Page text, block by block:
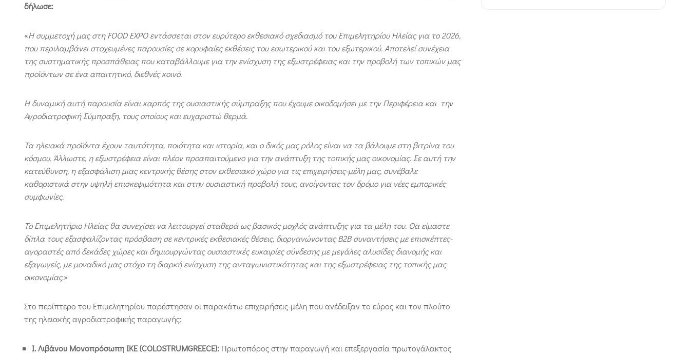
δήλωσε:
«Η συμμετοχή μας στηFOOD EXPOεντάσσεται στον ευρύτερο εκθεσιακό σχεδιασμό του Επιμελητηρίου Ηλείας για το 2026,
που περιλαμβάνει στοχευμένες παρουσίες σε κορυφαίες εκθέσεις του εσωτερικού και του εξωτερικού. Αποτελεί συνέχεια
της συστηματικής προσπάθειας που καταβάλλουμε για την ενίσχυση της εξωστρέφειας και την προβολή των τοπικών μας
προϊόντων σε ένα απαιτητικό, διεθνές κοινό.
Η δυναμική αυτή παρουσία είναι καρπός της ουσιαστικής σύμπραξης που έχουμε οικοδομήσει με την Περιφέρεια και την
Αγροδιατροφική Σύμπραξη, τους οποίους και ευχαριστώ θερμά.
Τα ηλειακά προϊόντα έχουν ταυτότητα, ποιότητα και ιστορία, και ο δικός μας ρόλος είναι να τα βάλουμε στη βιτρίνα του
κόσμου. Άλλωστε, η εξωστρέφεια είναι πλέον προαπαιτούμενο για την ανάπτυξη της τοπικής μας οικονομίας. Σε αυτή την
κατεύθυνση, η εξασφάλιση μιας κεντρικής θέσης στον εκθεσιακό χώρο για τις επιχειρήσεις-μέλη μας, συνέβαλε
καθοριστικά στην υψηλή επισκεψιμότητα και στην ουσιαστική προβολή τους, ανοίγοντας τον δρόμο για νέες εμπορικές
συμφωνίες.
Το Επιμελητήριο Ηλείας θα συνεχίσει να λειτουργεί σταθερά ως βασικός μοχλός ανάπτυξης για τα μέλη του. Θα είμαστε
δίπλα τους εξασφαλίζοντας πρόσβαση σε κεντρικές εκθεσιακές θέσεις, διοργανώνονταςB2Bσυναντήσεις με επισκέπτες-
αγοραστές από δεκάδες χώρες και δημιουργώντας ουσιαστικές ευκαιρίες σύνδεσης με μεγάλες αλυσίδες διανομής και
εξαγωγείς, με μοναδικό μας στόχο τη διαρκή ενίσχυση της ανταγωνιστικότητας και της εξωστρέφειας της τοπικής μας
οικονομίας.»
Στο περίπτερο του Επιμελητηρίου παρέστησαν οι παρακάτω επιχειρήσεις-μέλη που ανέδειξαν το εύρος και τον πλούτο
της ηλειακής αγροδιατροφικής παραγωγής:
Ι. Λιβάνου Μονοπρόσωπη ΙΚΕ (COLOSTRUMGREECE): Πρωτοπόρος στην παραγωγή και επεξεργασία πρωτογάλακτος